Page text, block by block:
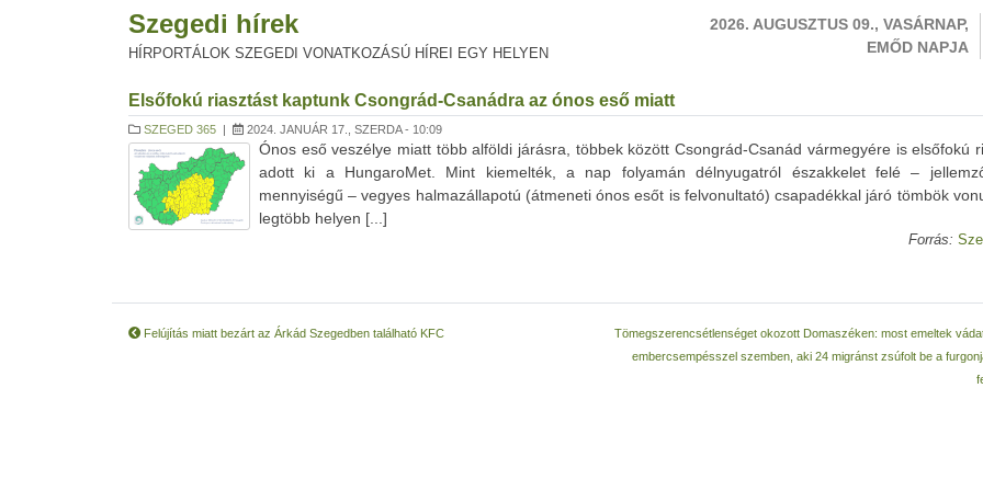
Szegedi hírek
HÍRPORTÁLOK SZEGEDI VONATKOZÁSÚ HÍREI EGY HELYEN
2026. AUGUSZTUS 09., VASÁRNAP,
EMŐD NAPJA
Elsőfokú riasztást kaptunk Csongrád-Csanádra az ónos eső miatt
SZEGED 365 | 2024. JANUÁR 17., SZERDA - 10:09
Ónos eső veszélye miatt több alföldi járásra, többek között Csongrád-Csanád vármegyére is elsőfokú
adott ki a HungaroMet. Mint kiemelték, a nap folyamán délnyugatról északkelet felé –
mennyiségű – vegyes halmazállapotú (átmeneti ónos esőt is felvonultató) csapadékkal járó tömbök
legtöbb helyen [...]
Forrás:
Felújítás miatt bezárt az Árkád Szegedben található KFC
Tömegszerencsétlenséget okozott Domaszéken: most emeltek
embercsempésszel szemben, aki 24 migránst zsúfolt be a